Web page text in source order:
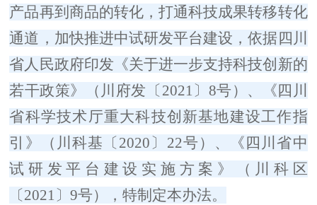
产品再到商品的转化，打通科技成果转移转化
通道，加快推进中试研发平台建设，依据四川
省人民政府印发《关于进一步支持科技创新的
若干政策》（川府发〔 2021 〕 8号）、《四川
省科学技术厅重大科技创新基地建设工作指
引》（川科基〔 2020 〕 22号）、《四川省中
试研发平台建设实施方案》（川科区
〔 2021 〕9号），特制定本办法。